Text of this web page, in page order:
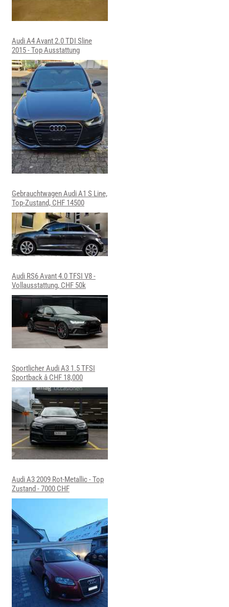
Audi A4 Avant 2.0 TDI Sline
2015 - Top Ausstattung
Gebrauchtwagen Audi A1 S Line,
Top-Zustand, CHF 14500
Audi RS6 Avant 4.0 TFSI V8 -
Vollausstattung, CHF 50k
Sportlicher Audi A3 1.5 TFSI
Sportback â CHF 18,000
Audi A3 2009 Rot-Metallic - Top
Zustand - 7000 CHF